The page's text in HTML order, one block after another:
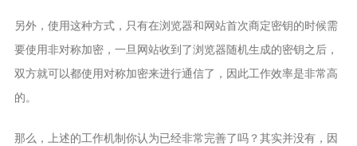
另外，使用这种方式，只有在浏览器和网站首次商定密钥的时候需
要使用非对称加密，一旦网站收到了浏览器随机生成的密钥之后，
双方就可以都使用对称加密来进行通信了，因此工作效率是非常高
的。
那么，上述的工作机制你认为已经非常完善了吗？其实并没有，因